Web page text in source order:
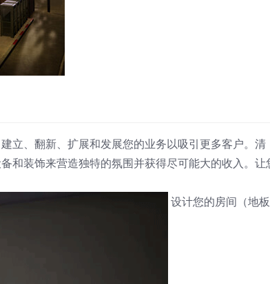
立、翻新、扩展和发展您的业务以吸引更多客户。清
和装饰来营造独特的氛围并获得尽可能大的收入。让
设计您的房间（地